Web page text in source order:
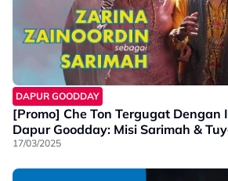
DAPUR GOODDAY
[Promo] Che Ton Tergugat Dengan
Dapur Goodday: Misi Sarimah &
17/03/2025